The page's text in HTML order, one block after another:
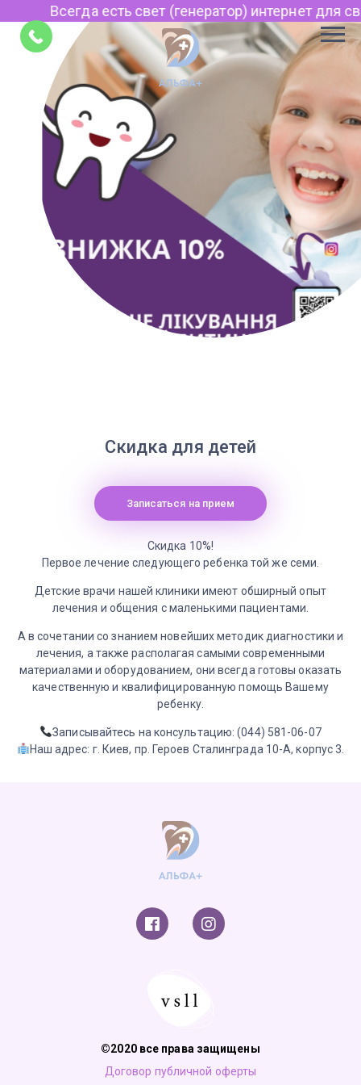
Всегда есть свет (генератор) интернет для
Советы
Скидка для детей
Записаться на прием
Скидка 10%!
Первое лечение следующего ребенка той же семи.
Детские врачи нашей клиники имеют обширный опыт
лечения и общения с маленькими пациентами.
А в сочетании со знанием новейших методик диагностики и
лечения, а также располагая самыми современными
материалами и оборудованием, они всегда готовы оказать
качественную и квалифицированную помощь Вашему
ребенку.
Записывайтесь на консультацию: (044) 581-06-07
Наш адрес: г. Киев, пр. Героев Сталинграда 10-А, корпус 3.
©2020 все права защищены
Договор публичной оферты